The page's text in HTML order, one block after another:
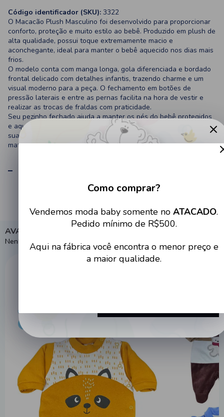
Código identificador (SKU): 3322
O Macacão Plush Masculino foi desenvolvido para proporcionar
conforto, proteção e muito estilo ao bebê. Produzido em plush de
alta qualidade, possui toque extremamente macio e
aconchegante, ideal para manter o bebê aquecido nos dias mais
frios.
O modelo conta com manga longa, gola diferenciada e bordado
frontal delicado com detalhes infantis, trazendo charme e um
visual moderno para a peça. O fechamento em botões de
pressão laterais e entre as pernas facilita na hora de vestir e
realizar as trocas de fraldas com praticidade.
Seu pezinho fechado ajuda a manter os pés do bebê protegidos
e aquecidos durante todo o dia. As combinações de cores
suaves e elegantes tornam a peça perfeita para passeios,
maternidade, enxoval ou uso diário.
AVALIAÇÕES
Nenhuma avaliação cadastrada para esse produto.
ATACADO
ATACADO
acesso a condições imperdíveis
Como comprar?
Vendemos moda baby somente noATACADO.
Pedido mínimo de R$500.
Aqui na fábrica você encontra o menor preço e
a maior qualidade.